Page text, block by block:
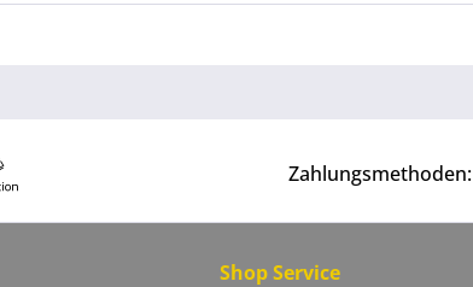
Zahlungsmethoden:
Shop Service